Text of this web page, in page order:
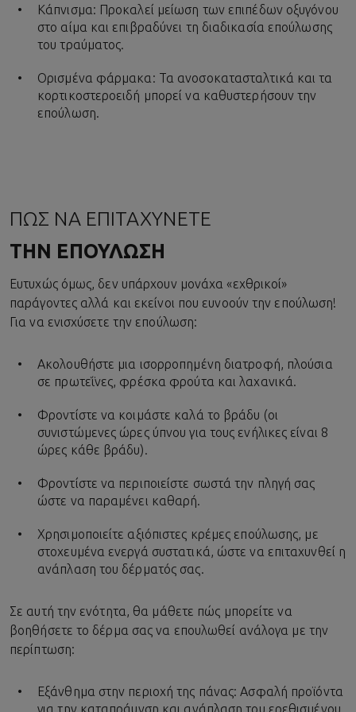
Κάπνισμα: Προκαλεί μείωση των επιπέδων οξυγόνου
στο αίμα και επιβραδύνει τη διαδικασία επούλωσης
του τραύματος.
Ορισμένα φάρμακα: Τα ανοσοκατασταλτικά και τα
κορτικοστεροειδή μπορεί να καθυστερήσουν την
επούλωση.
ΠΩΣ ΝΑ ΕΠΙΤΑΧΥΝΕΤΕ
ΤΗΝ ΕΠΟΥΛΩΣΗ
Ευτυχώς όμως, δεν υπάρχουν μονάχα «εχθρικοί»
παράγοντες αλλά και εκείνοι που ευνοούν την επούλωση!
Για να ενισχύσετε την επούλωση:
Ακολουθήστε μια ισορροπημένη διατροφή, πλούσια
σε πρωτεΐνες, φρέσκα φρούτα και λαχανικά.
Φροντίστε να κοιμάστε καλά το βράδυ (οι
συνιστώμενες ώρες ύπνου για τους ενήλικες είναι 8
ώρες κάθε βράδυ).
Φροντίστε να περιποιείστε σωστά την πληγή σας
ώστε να παραμένει καθαρή.
Χρησιμοποιείτε αξιόπιστες κρέμες επούλωσης, με
στοχευμένα ενεργά συστατικά, ώστε να επιταχυνθεί η
ανάπλαση του δέρματός σας.
Σε αυτή την ενότητα, θα μάθετε πώς μπορείτε να
βοηθήσετε το δέρμα σας να επουλωθεί ανάλογα με την
περίπτωση:
Εξάνθημα στην περιοχή της πάνας: Ασφαλή προϊόντα
για την καταπράυνση και ανάπλαση του ερεθισμένου